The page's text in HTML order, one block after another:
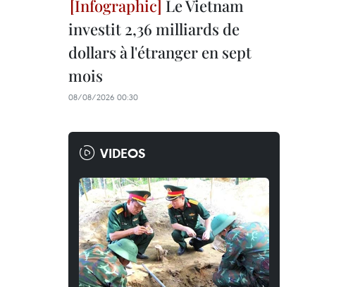
Le Vietnam
investit 2,36 milliards de
dollars à l'étranger en sept
mois
08/08/2026 00:30
VIDEOS